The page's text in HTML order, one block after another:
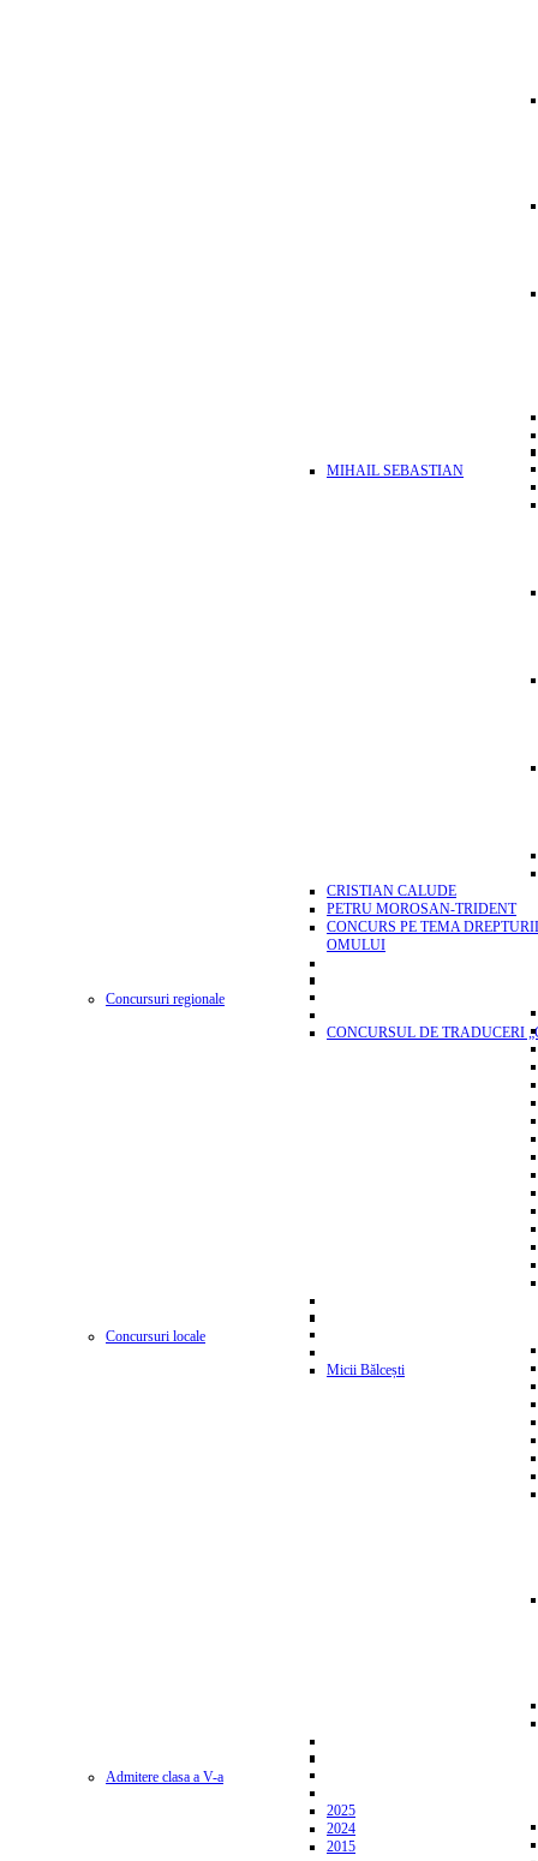
MIHAIL SEBASTIAN
CRISTIAN CALUDE
PETRU MOROSAN-TRIDENT
CONCURS PE TEMA
OMULUI
Concursuri regionale
CONCURSUL DE TRADUCERI
Concursuri locale
Micii Bălcești
Admitere clasa a V-a
2025
2024
2015